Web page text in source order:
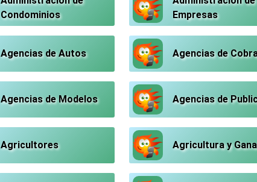
Condominios
Empresas
Agencias de Autos Agencias de
Agencias de Modelos Agencias de
Agricultores Agricultura y